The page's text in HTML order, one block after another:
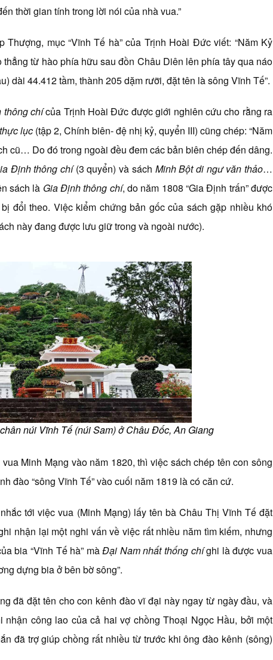
thời gian tính trong lời nói của nhà vua.”
Thượng, mục “Vĩnh Tế hà” của Trịnh Hoài Đức viết: “Năm Kỷ
từ hào phía hữu sau đồn Châu Diên lên phía tây qua náo
dài 44.412 tầm, thành 205 dặm rưỡi, đặt tên là sông Vĩnh Tế”.
thông chícủa Trịnh Hoài Đức được giới nghiên cứu cho rằng ra
lục (tập 2, Chính biên- đệ nhị kỷ, quyển III) cũng chép: “Năm
cũ… Do đó trong ngoài đều đem các bản biên chép đến dâng.
Định thông chí(3 quyển) và sách Minh Bột di ngư văn thảo…
sách là Gia Định thông chí, do năm 1808 “Gia Định trấn” được
đổi theo. Việc kiểm chứng bản gốc của sách gặp nhiều khó
này đang được lưu giữ trong và ngoài nước).
núi Vĩnh Tế (núi Sam) ở Châu Đốc, An Giang
Minh Mạng vào năm 1820, thì việc sách chép tên con sông
đào “sông Vĩnh Tế” vào cuối năm 1819 là có căn cứ.
tới việc vua (Minh Mạng) lấy tên bà Châu Thị Vĩnh Tế đặt
nhận lại một nghi vấn về việc rất nhiều năm tìm kiếm, nhưng
bia “Vĩnh Tế hà” màĐại Nam nhất thống chíghi là được vua
dựng bia ở bên bờ sông”.
đã đặt tên cho con kênh đào vĩ đại này ngay từ ngày đầu, và
công lao của cả hai vợ chồng Thoại Ngọc Hầu, bởi một
đã trợ giúp chồng rất nhiều từ trước khi ông đào kênh (sông)